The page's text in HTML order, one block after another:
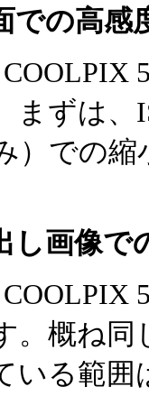
での高感
まずは、
）での
し画像で
。概ね
いる範囲